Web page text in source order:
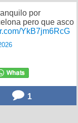
por
pero que asco
YkB7jm6RcG
1